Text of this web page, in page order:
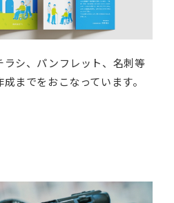
ラシ、パンフレット、名刺等
までをおこなっています。